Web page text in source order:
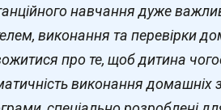
навчання дуже
виконання та перевірки
про те, щоб дитина
виконання